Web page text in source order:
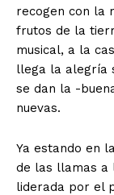
recogen con la
frutos de la
musical, a la
llega la alegría
se dan la -
nuevas.
Ya estando en
de las llamas a
liderada por el